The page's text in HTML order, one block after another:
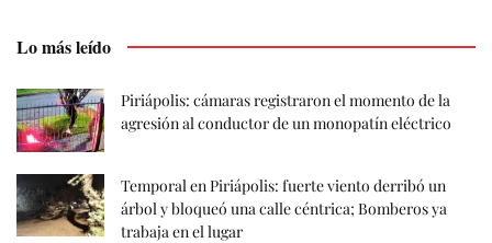
Lo más leído
Piriápolis: cámaras registraron el momento de la
agresión al conductor de un monopatín eléctrico
Temporal en Piriápolis: fuerte viento derribó un
árbol y bloqueó una calle céntrica; Bomberos ya
trabaja en el lugar